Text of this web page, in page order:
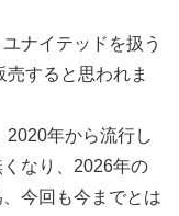
ナイテッドを扱う
すると思われま
2020年から流行し
なり、 2026年の
、今回も今までとは